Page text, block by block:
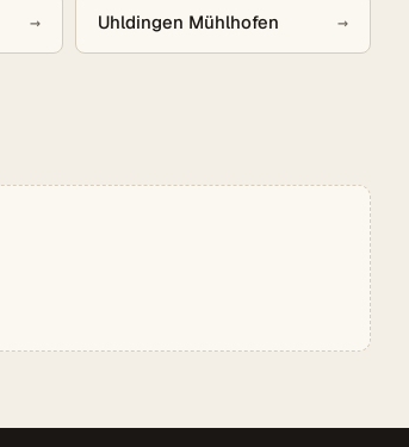
→ Uhldingen Mühlhofen →